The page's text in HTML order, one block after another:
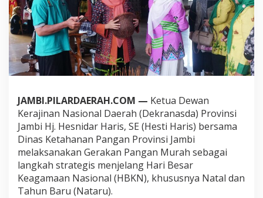
i
P
e
l
a
k
s
a
a
n
G
e
r
a
k
a
JAMBI.PILARDAERAH.COM — Ketua Dewan
Kerajinan Nasional Daerah (Dekranasda) Provinsi
Jambi Hj. Hesnidar Haris, SE (Hesti Haris) bersama
Dinas Ketahanan Pangan Provinsi Jambi
melaksanakan Gerakan Pangan Murah sebagai
langkah strategis menjelang Hari Besar
Keagamaan Nasional (HBKN), khususnya Natal dan
Tahun Baru (Nataru).